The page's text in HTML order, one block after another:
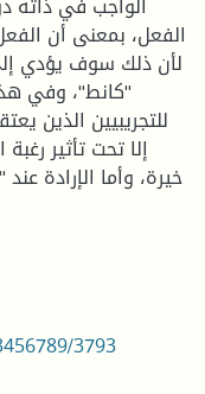
الفعل، بمعنى أن
لأن ذلك سوف يؤدي
"كانط"، وفي
للتجريبيين الذين
إلا تحت تأثير
خيرة، وأما الإرادة
3793